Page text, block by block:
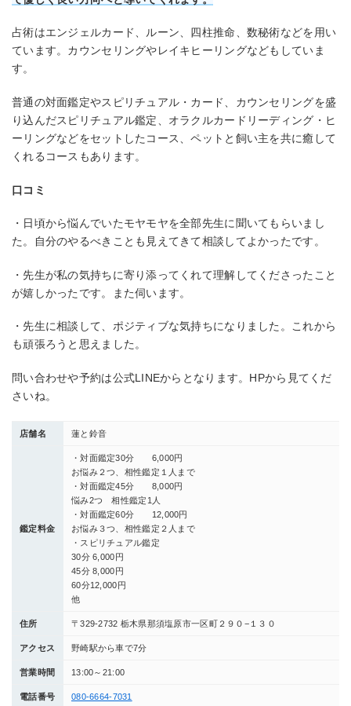
占術はエンジェルカード、ルーン、四柱推命、数秘術などを用い
ています。カウンセリングやレイキヒーリングなどもしていま
す。
普通の対面鑑定やスピリチュアル・カード、カウンセリングを盛
り込んだスピリチュアル鑑定、オラクルカードリーディング・ヒ
ーリングなどをセットしたコース、ペットと飼い主を共に癒して
くれるコースもあります。
口コミ
・日頃から悩んでいたモヤモヤを全部先生に聞いてもらいまし
た。自分のやるべきことも見えてきて相談してよかったです。
・先生が私の気持ちに寄り添ってくれて理解してくださったこと
が嬉しかったです。また伺います。
・先生に相談して、ポジティブな気持ちになりました。これから
も頑張ろうと思えました。
問い合わせや予約は公式LINEからとなります。HPから見てくだ
さいね。
店舗名 蓮と鈴音
鑑定料金
・対面鑑定30分 6,000円
お悩み２つ、相性鑑定１人まで
・対面鑑定45分 8,000円
悩み2つ 相性鑑定1人
・対⾯鑑定60分 12,000円
お悩み３つ、相性鑑定２人まで
・スピリチュアル鑑定
30分 6,000円
45分 8,000円
60分12,000円
他
住所 〒329-2732 栃木県那須塩原市一区町２９０−１３０
アクセス 野崎駅から車で7分
営業時間 13:00～21:00
電話番号 080-6664-7031